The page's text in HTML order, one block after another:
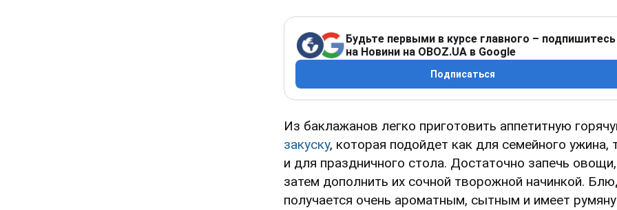
Будьте первыми в курсе главного – подпишитесь
на Новини на OBOZ.UA в Google
Подписаться
Из баклажанов легко приготовить аппетитную
закуску, которая подойдет как для семейного ужина,
и для праздничного стола. Достаточно запечь
затем дополнить их сочной творожной начинкой.
получается очень ароматным, сытным и имеет